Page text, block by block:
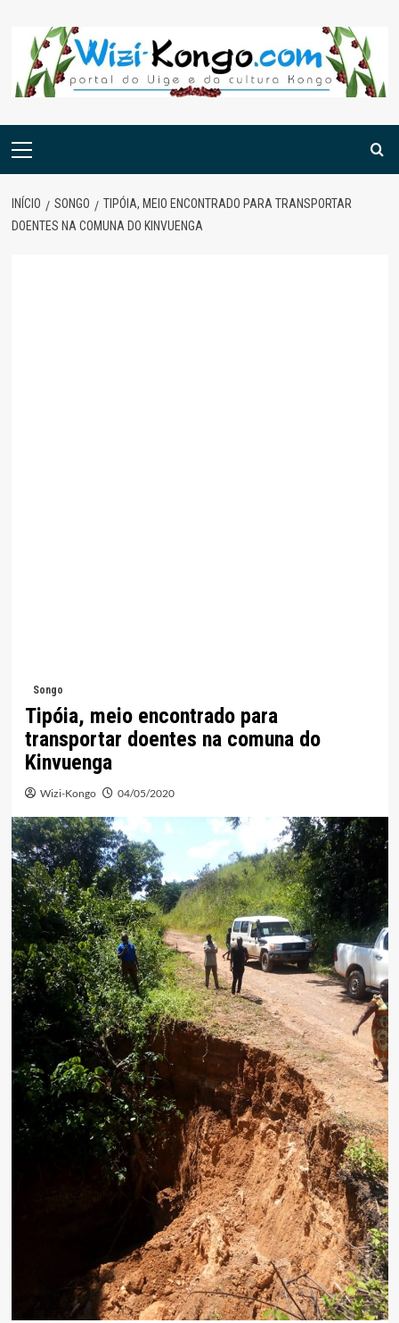
content
Menu
INÍCIO SONGO
TIPÓIA, MEIO ENCONTRADO PARA TRANSPORTAR
DOENTES NA COMUNA DO KINVUENGA
Songo
Tipóia, meio encontrado para
transportar doentes na comuna do
Kinvuenga
Wizi-Kongo 04/05/2020